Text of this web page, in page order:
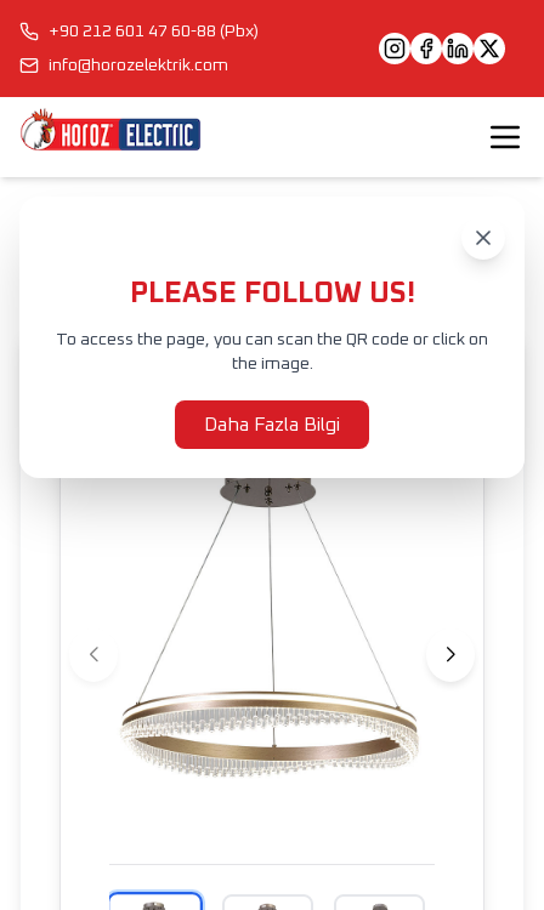
+90 212 601 47 60-88 (Pbx)
info@horozelektrik.com
PLEASE FOLLOW US!
To access the page, you can scan the QR code or click on
the image.
Daha Fazla Bilgi
VIONA 3 CCT